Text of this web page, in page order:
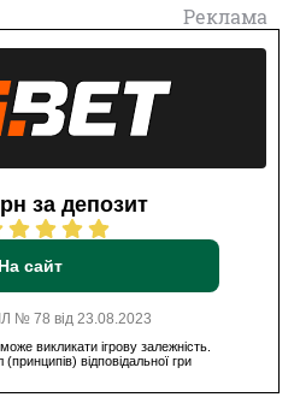
Реклама
за депозит
На сайт
№ 78 від 23.08.2023
викликати ігрову залежність.
відповідальної гри